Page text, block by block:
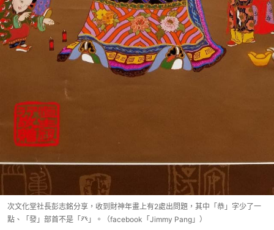
次文化堂社長彭志銘分享，收到財神年畫上有2處出問題，其中「恭」字少了一
點、「發」部首不是「癶」。（facebook「Jimmy Pang」）